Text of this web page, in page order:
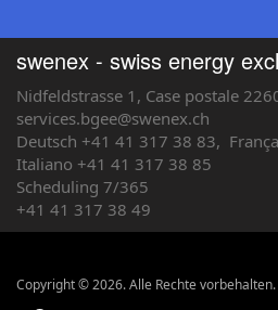
swenex - swiss energy
Nidfeldstrasse 1, Case postale
services.bgee@swenex.ch
Deutsch +41 41 317 38 83,
Italiano +41 41 317 38 85
Scheduling 7/365
+41 41 317 38 49
Copyright © 2026. Alle Rechte vorbehalten.